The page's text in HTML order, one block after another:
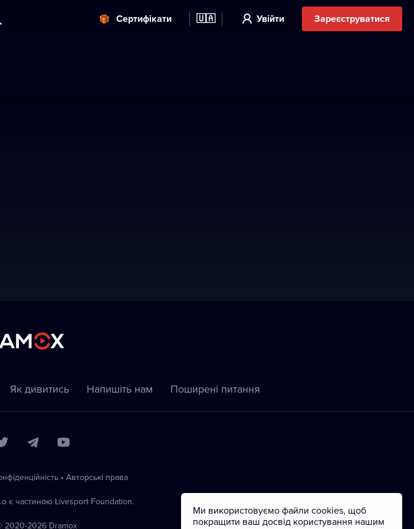
Cертифікати 🇺🇦 Увійти Зареєструватися
Як дивитись Напишіть нам Пoширені питання
• Автoрські права
є частиною Livesport Foundation.
2020-2026 Dramox
Ми використовуємо файли cookies, щоб
покращити ваш досвід користування нашим